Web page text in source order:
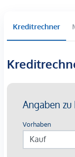
Penthouse
Grünes
Angestrebte
Edler
Bodentiefe
Kreditrechner